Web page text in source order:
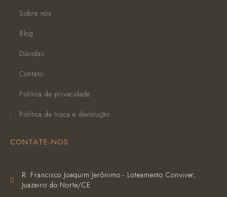
Sobre nós
Blog
Dúvidas
Contato
Política de privacidade
Política de troca e devolução
CONTATE-NOS
R. Francisco Joaquim Jerônimo - Loteamento Conviver,
Juazeiro do Norte/CE